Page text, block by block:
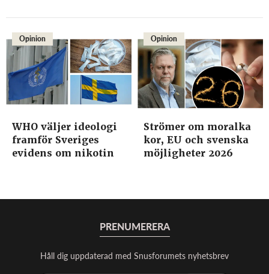
Opinion
WHO väljer ideologi
framför Sveriges
evidens om nikotin
Opinion
Strömer om moralka
kor, EU och svenska
möjligheter 2026
PRENUMERERA
Håll dig uppdaterad med Snusforumets nyhetsbrev